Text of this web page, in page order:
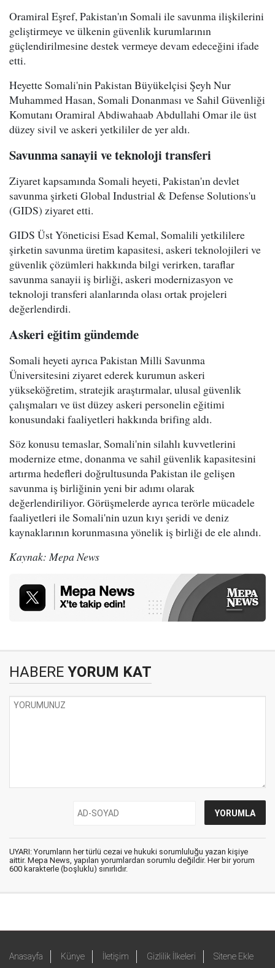
Oramiral Eşref, Pakistan'ın Somali ile savunma ilişkilerini
geliştirmeye ve ülkenin güvenlik kurumlarının
güçlendirilmesine destek vermeye devam edeceğini ifade
etti.
Heyette Somali'nin Pakistan Büyükelçisi Şeyh Nur
Muhammed Hasan, Somali Donanması ve Sahil Güvenliği
Komutanı Oramiral Abdiwahaab Abdullahi Omar ile üst
düzey sivil ve askeri yetkililer de yer aldı.
Savunma sanayii ve teknoloji transferi
Ziyaret kapsamında Somali heyeti, Pakistan'ın devlet
savunma şirketi Global Industrial & Defense Solutions'u
(GIDS) ziyaret etti.
GIDS Üst Yöneticisi Esad Kemal, Somalili yetkililere
şirketin savunma üretim kapasitesi, askeri teknolojileri ve
güvenlik çözümleri hakkında bilgi verirken, taraflar
savunma sanayii iş birliği, askeri modernizasyon ve
teknoloji transferi alanlarında olası ortak projeleri
değerlendirdi.
Askeri eğitim gündemde
Somali heyeti ayrıca Pakistan Milli Savunma
Üniversitesini ziyaret ederek kurumun askeri
yükseköğretim, stratejik araştırmalar, ulusal güvenlik
çalışmaları ve üst düzey askeri personelin eğitimi
konusundaki faaliyetleri hakkında brifing aldı.
Söz konusu temaslar, Somali'nin silahlı kuvvetlerini
modernize etme, donanma ve sahil güvenlik kapasitesini
artırma hedefleri doğrultusunda Pakistan ile gelişen
savunma iş birliğinin yeni bir adımı olarak
değerlendiriliyor. Görüşmelerde ayrıca terörle mücadele
faaliyetleri ile Somali'nin uzun kıyı şeridi ve deniz
kaynaklarının korunmasına yönelik iş birliği de ele alındı.
Kaynak: Mepa News
HABERE YORUM KAT
UYARI: Yorumların her türlü cezai ve hukuki sorumluluğu yazan kişiye
aittir. Mepa News, yapılan yorumlardan sorumlu değildir. Her bir yorum
600 karakterle (boşluklu) sınırlıdır.
Anasayfa Künye İletişim Gizlilik İlkeleri Sitene Ekle